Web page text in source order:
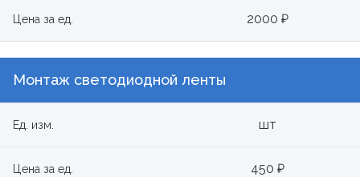
Цена за ед. 2000 ₽
Монтаж светодиодной ленты
Ед. изм. шт
Цена за ед. 450 ₽